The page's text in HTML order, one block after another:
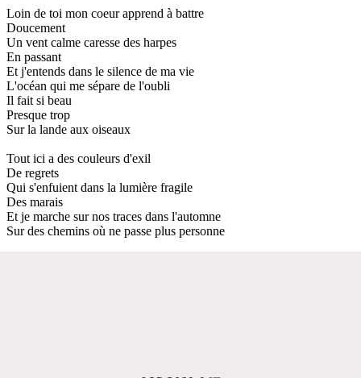
Loin de toi mon coeur apprend à battre
Doucement
Un vent calme caresse des harpes
En passant
Et j'entends dans le silence de ma vie
L'océan qui me sépare de l'oubli
Il fait si beau
Presque trop
Sur la lande aux oiseaux
Tout ici a des couleurs d'exil
De regrets
Qui s'enfuient dans la lumière fragile
Des marais
Et je marche sur nos traces dans l'automne
Sur des chemins où ne passe plus personne